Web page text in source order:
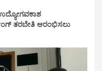
ತರಬೇತಿ ಆರಂಭಿಸಲು